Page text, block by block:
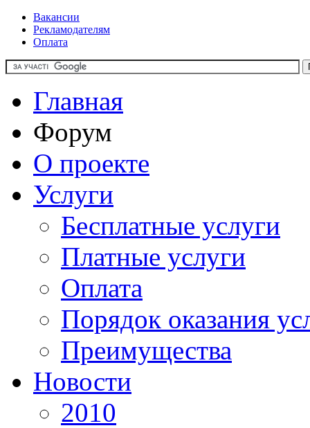
Вакансии
Рекламодателям
Оплата
Главная
Форум
О проекте
Услуги
Бесплатные услуги
Платные услуги
Оплата
Порядок оказания
Преимущества
Новости
2010